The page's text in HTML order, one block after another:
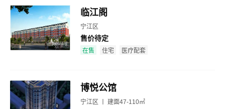
效果图
临江阁
宁江区
售价待定
在售 住宅 医疗配套
博悦公馆
宁江区 丨 建面47-110㎡